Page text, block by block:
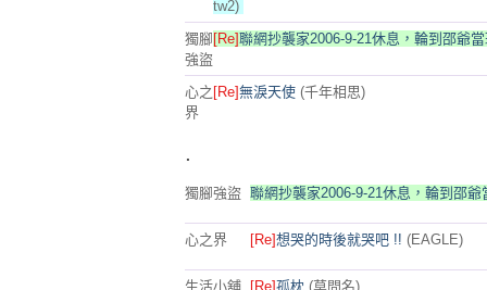
tw2)
獨腳
強盜
[Re]聯網抄襲家2006-9-21休息，輪到邵爺
心之
界
[Re]無淚天使 (千年相思)
.
獨腳強盜 聯網抄襲家2006-9-21休息，輪到邵爺
心之界 [Re]想哭的時後就哭吧 !! (EAGLE)
生活小舖 [Re]孤枕 (莫問名)